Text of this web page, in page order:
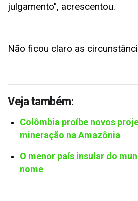
julgamento", acrescentou.
Não ficou claro as
Veja também:
Colômbia proíbe novos
mineração na Amazônia
O menor país insular do
nome